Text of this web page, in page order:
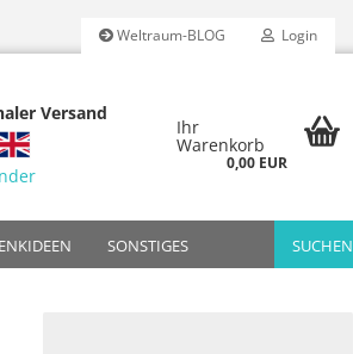
Weltraum-BLOG Login
Versand
Ihr
Warenkorb
0,00 EUR
SONSTIGES SUCHEN